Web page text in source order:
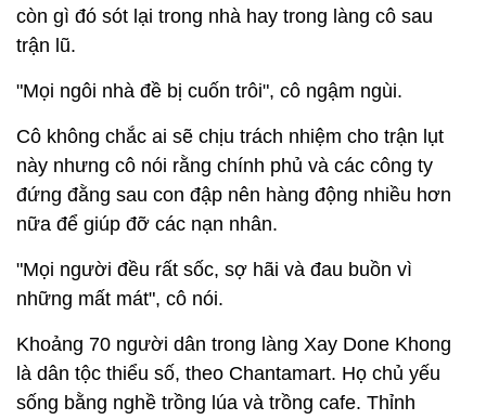
còn gì đó sót lại trong nhà hay trong làng cô sau
trận lũ.
"Mọi ngôi nhà đề bị cuốn trôi", cô ngậm ngùi.
Cô không chắc ai sẽ chịu trách nhiệm cho trận lụt
này nhưng cô nói rằng chính phủ và các công ty
đứng đằng sau con đập nên hàng động nhiều hơn
nữa để giúp đỡ các nạn nhân.
"Mọi người đều rất sốc, sợ hãi và đau buồn vì
những mất mát", cô nói.
Khoảng 70 người dân trong làng Xay Done Khong
là dân tộc thiểu số, theo Chantamart. Họ chủ yếu
sống bằng nghề trồng lúa và trồng cafe. Thỉnh